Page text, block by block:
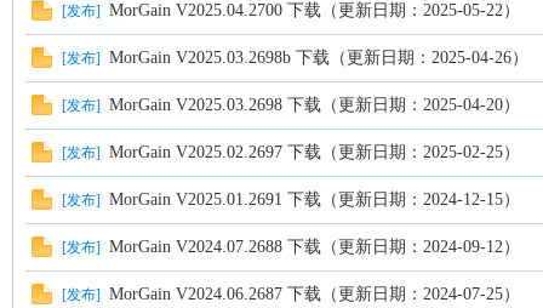
[发布] MorGain V2025.04.2700 下载（更新日期：2025-05-22）
[发布] MorGain V2025.03.2698b 下载（更新日期：2025-04-26）
[发布] MorGain V2025.03.2698 下载（更新日期：2025-04-20）
[发布] MorGain V2025.02.2697 下载（更新日期：2025-02-25）
[发布] MorGain V2025.01.2691 下载（更新日期：2024-12-15）
[发布] MorGain V2024.07.2688 下载（更新日期：2024-09-12）
[发布] MorGain V2024.06.2687 下载（更新日期：2024-07-25）